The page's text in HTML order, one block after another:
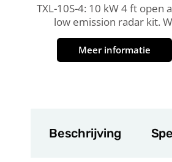
TXL-10S-4: 10 kW 4 ft open
low emission radar kit.
Meer informatie
Beschrijving